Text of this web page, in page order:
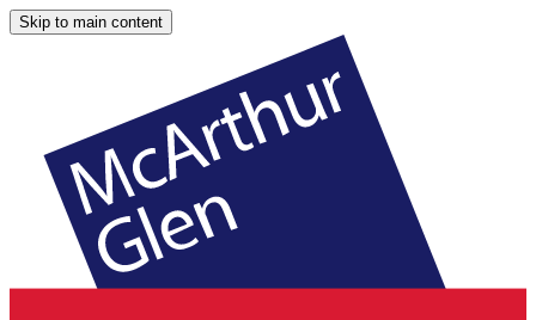
Skip to main content